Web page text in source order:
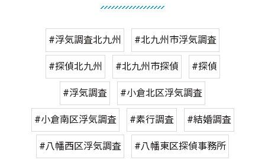
#浮気調査北九州 #北九州市浮気調査
#探偵北九州 #北九州市探偵 #探偵
#浮気調査 #小倉北区浮気調査
#小倉南区浮気調査 #素行調査 #結婚調査
#八幡西区浮気調査 #八幡東区探偵事務所